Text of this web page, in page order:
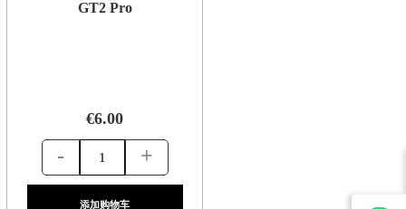
GT2 Pro
€6.00
- +
添加购物车